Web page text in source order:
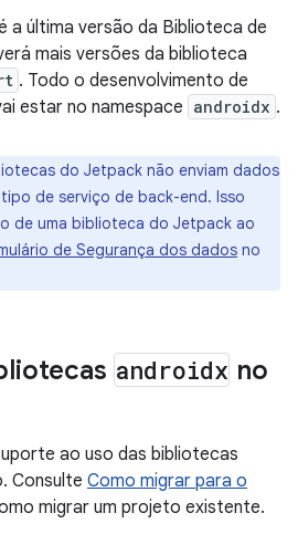
a última versão da Biblioteca de
mais versões da biblioteca
. Todo o desenvolvimento de
estar no namespace androidx .
do Jetpack não enviam dados
de serviço de back-end. Isso
de uma biblioteca do Jetpack ao
de Segurança dos dados no
androidx no
ao uso das bibliotecas
Consulte Como migrar para o
migrar um projeto existente.